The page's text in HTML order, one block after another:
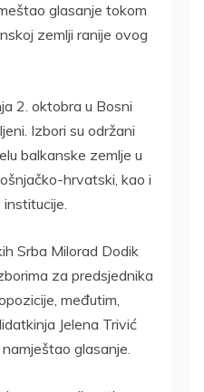
glasanje tokom
zemlji ranije ovog
2. oktobra u Bosni
Izbori su održani
balkanske zemlje u
hrvatski, kao i
Srba Milorad Dodik
za predsjednika
međutim,
Jelena Trivić
glasanje.